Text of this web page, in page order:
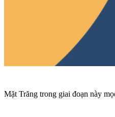
Mặt Trăng trong giai đoạn này